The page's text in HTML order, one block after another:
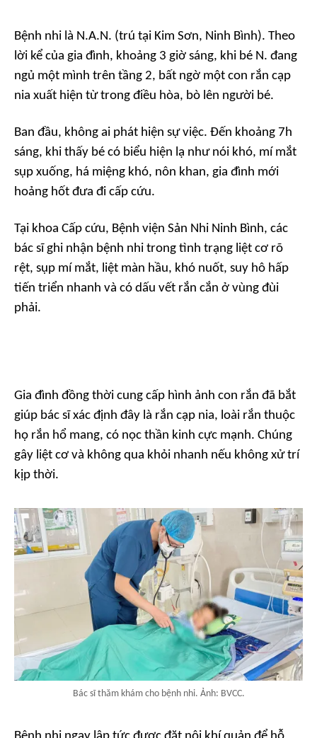
Bệnh nhi là N.A.N. (trú tại Kim Sơn, Ninh Bình). Theo
lời kể của gia đình, khoảng 3 giờ sáng, khi bé N. đang
ngủ một mình trên tầng 2, bất ngờ một con rắn cạp
nia xuất hiện từ trong điều hòa, bò lên người bé.
Ban đầu, không ai phát hiện sự việc. Đến khoảng 7h
sáng, khi thấy bé có biểu hiện lạ như nói khó, mí mắt
sụp xuống, há miệng khó, nôn khan, gia đình mới
hoảng hốt đưa đi cấp cứu.
Tại khoa Cấp cứu, Bệnh viện Sản Nhi Ninh Bình, các
bác sĩ ghi nhận bệnh nhi trong tình trạng liệt cơ rõ
rệt, sụp mí mắt, liệt màn hầu, khó nuốt, suy hô hấp
tiến triển nhanh và có dấu vết rắn cắn ở vùng đùi
phải.
Gia đình đồng thời cung cấp hình ảnh con rắn đã bắt
giúp bác sĩ xác định đây là rắn cạp nia, loài rắn thuộc
họ rắn hổ mang, có nọc thần kinh cực mạnh. Chúng
gây liệt cơ và không qua khỏi nhanh nếu không xử trí
kịp thời.
Bác sĩ thăm khám cho bệnh nhi. Ảnh: BVCC.